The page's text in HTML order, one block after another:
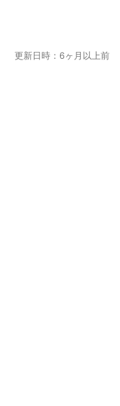
更新日時：6ヶ月以上前